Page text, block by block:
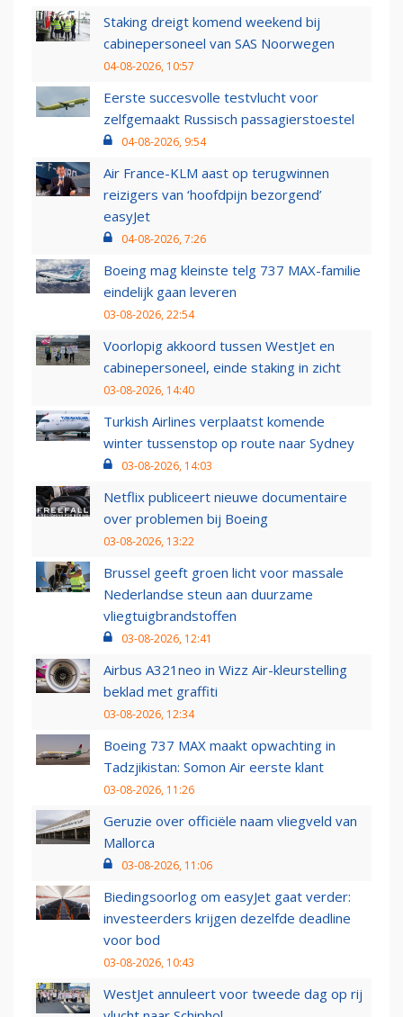
Staking dreigt komend weekend bij
cabinepersoneel van SAS Noorwegen
04-08-2026, 10:57
Eerste succesvolle testvlucht voor
zelfgemaakt Russisch passagierstoestel
04-08-2026, 9:54
Air France-KLM aast op terugwinnen
reizigers van ‘hoofdpijn bezorgend’
easyJet
04-08-2026, 7:26
Boeing mag kleinste telg 737 MAX-familie
eindelijk gaan leveren
03-08-2026, 22:54
Voorlopig akkoord tussen WestJet en
cabinepersoneel, einde staking in zicht
03-08-2026, 14:40
Turkish Airlines verplaatst komende
winter tussenstop op route naar Sydney
03-08-2026, 14:03
Netflix publiceert nieuwe documentaire
over problemen bij Boeing
03-08-2026, 13:22
Brussel geeft groen licht voor massale
Nederlandse steun aan duurzame
vliegtuigbrandstoffen
03-08-2026, 12:41
Airbus A321neo in Wizz Air-kleurstelling
beklad met graffiti
03-08-2026, 12:34
Boeing 737 MAX maakt opwachting in
Tadzjikistan: Somon Air eerste klant
03-08-2026, 11:26
Geruzie over officiële naam vliegveld van
Mallorca
03-08-2026, 11:06
Biedingsoorlog om easyJet gaat verder:
investeerders krijgen dezelfde deadline
voor bod
03-08-2026, 10:43
WestJet annuleert voor tweede dag op rij